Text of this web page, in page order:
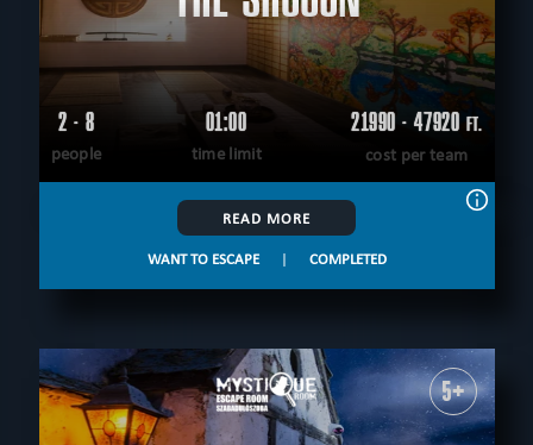
2 - 8
people
01:00
time limit
21990 - 47920 FT.
cost per team
READ MORE
WANT TO ESCAPE | COMPLETED
5+